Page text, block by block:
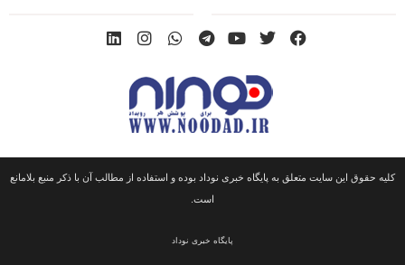
کلیه حقوق این سایت متعلق به پایگاه خبری نوداد بوده و استفاده از مطالب آن با ذکر منبع بلامانع
است.
پایگاه خبری نوداد